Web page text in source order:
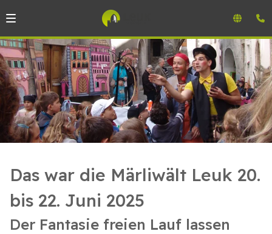
Das war die Märliwält Leuk 20.
bis 22. Juni 2025
Der Fantasie freien Lauf lassen